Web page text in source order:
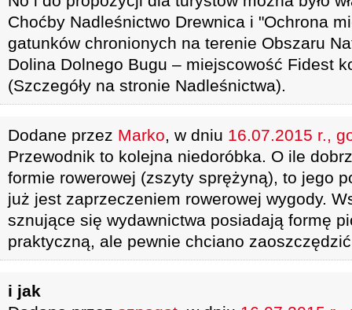
Choćby Nadleśnictwo Drewnica i "Ochrona
gatunków chronionych na terenie Obszaru
Dolina Dolnego Bugu – miejscowość Fidest
(Szczegóły na stronie Nadleśnictwa).
Dodane przez Marko, w dniu 16.07.2015 r.,
Przewodnik to kolejna niedoróbka. O ile
formie rowerowej (zszyty sprężyną), to jego
już jest zaprzeczeniem rowerowej wygody.
sznujące się wydawnictwa posiadają formę
praktyczną, ale pewnie chciano
i jak